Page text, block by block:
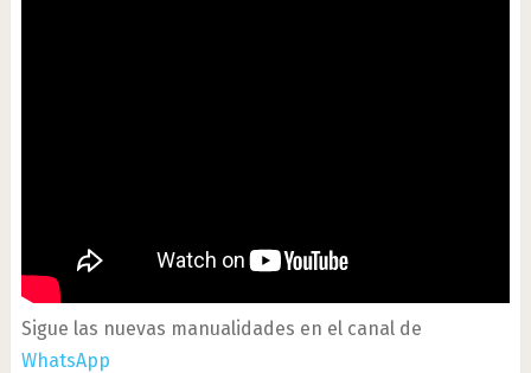
Sigue las nuevas manualidades en el canal de
WhatsApp